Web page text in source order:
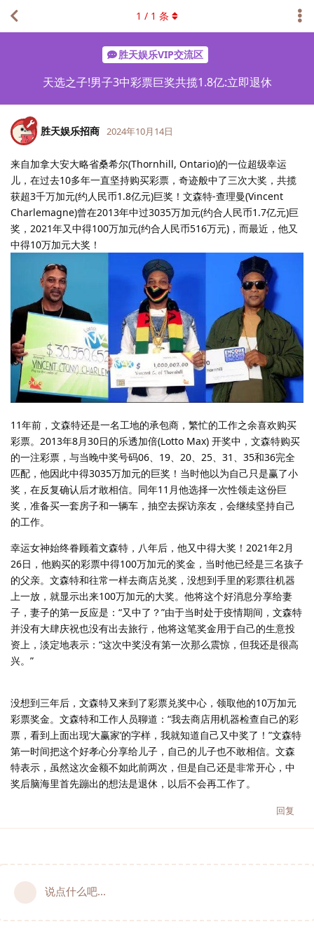
胜天娱乐VIP交流区
天选之子!男子3中彩票巨奖共揽1.8亿:立即退休
1 / 1 条
胜天娱乐招商 2024年10月14日
来自加拿大安大略省桑希尔(Thornhill, Ontario)的一位超级幸运
儿，在过去10多年一直坚持购买彩票，奇迹般中了三次大奖，共揽
获超3千万加元(约人民币1.8亿元)巨奖！文森特-查理曼(Vincent
Charlemagne)曾在2013年中过3035万加元(约合人民币1.7亿元)巨
奖，2021年又中得100万加元(约合人民币516万元)，而最近，他又
中得10万加元大奖！
11年前，文森特还是一名工地的承包商，繁忙的工作之余喜欢购买
彩票。2013年8月30日的乐透加倍(Lotto Max) 开奖中，文森特购买
的一注彩票，与当晚中奖号码06、19、20、25、31、35和36完全
匹配，他因此中得3035万加元的巨奖！当时他以为自己只是赢了小
奖，在反复确认后才敢相信。同年11月他选择一次性领走这份巨
奖，准备买一套房子和一辆车，抽空去探访亲友，会继续坚持自己
的工作。
幸运女神始终眷顾着文森特，八年后，他又中得大奖！2021年2月
26日，他购买的彩票中得100万加元的奖金，当时他已经是三名孩子
的父亲。文森特和往常一样去商店兑奖，没想到手里的彩票往机器
上一放，就显示出来100万加元的大奖。他将这个好消息分享给妻
子，妻子的第一反应是：“又中了？”由于当时处于疫情期间，文森特
并没有大肆庆祝也没有出去旅行，他将这笔奖金用于自己的生意投
资上，淡定地表示：“这次中奖没有第一次那么震惊，但我还是很高
兴。”
没想到三年后，文森特又来到了彩票兑奖中心，领取他的10万加元
彩票奖金。文森特和工作人员聊道：“我去商店用机器检查自己的彩
票，看到上面出现‘大赢家’的字样，我就知道自己又中奖了！”文森特
第一时间把这个好孝心分享给儿子，自己的儿子也不敢相信。文森
特表示，虽然这次金额不如此前两次，但是自己还是非常开心，中
奖后脑海里首先蹦出的想法是退休，以后不会再工作了。
回复
说点什么吧...